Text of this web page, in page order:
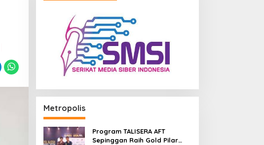
Metropolis
Program TALISERA AFT
Sepinggan Raih Gold Pilar